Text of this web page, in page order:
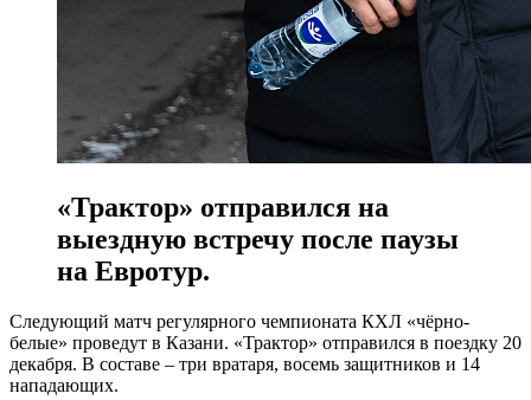
«Трактор» отправился на
выездную встречу после паузы
на Евротур.
Следующий матч регулярного чемпионата КХЛ «чёрно-
белые» проведут в Казани. «Трактор» отправился в поездку 20
декабря. В составе – три вратаря, восемь защитников и 14
нападающих.